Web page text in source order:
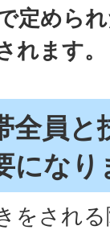
定めら
れます。
全員
になり
をされ